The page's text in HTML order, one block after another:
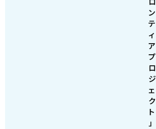
ン
テ
ィ
ア
プ
ロ
ジ
ェ
ク
ト
」